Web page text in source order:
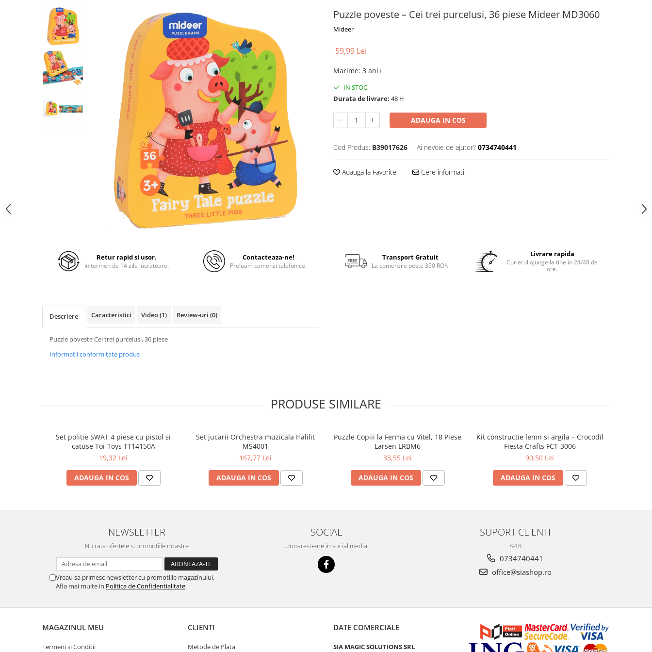
Puzzle poveste – Cei trei purcelusi, 36 piese Mideer MD3060
Mideer
59,99 Lei
Marime: 3 ani+
IN STOC
Durata de livrare: 48 H
ADAUGA IN COS
Cod Produs: B39017626 Ai nevoie de ajutor? 0734740441
Adauga la Favorite Cere informatii
Retur rapid si usor.
In termen de 14 zile lucratoare.
Contacteaza-ne!
Preluam comenzi telefonice.
Transport Gratuit
La comenzile peste 350 RON
Livrare rapida
Curierul ajunge la tine in 24/48 de
ore.
Descriere Caracteristici Video(1) Review-uri (0)
Puzzle poveste Cei trei purcelusi, 36 piese
Informatii conformitate produs
PRODUSE SIMILARE
Set politie SWAT 4 piese cu pistol si
catuse Toi-Toys TT14150A
19,32 Lei
ADAUGA IN COS
Set jucarii Orchestra muzicala Halilit
MS4001
167,77 Lei
ADAUGA IN COS
Puzzle Copiii la Ferma cu Vitel, 18 Piese
Larsen LRBM6
33,55 Lei
ADAUGA IN COS
Kit constructie lemn si argila – Crocodil
Fiesta Crafts FCT-3006
90,50 Lei
ADAUGA IN COS
NEWSLETTER
Nu rata ofertele si promotiile noastre
Vreau sa primesc newsletter cu promotiile magazinului.
Afla mai multe in Politica de Confidentialitate
SOCIAL
Urmareste-ne in social media
SUPORT CLIENTI
8-18
0734740441
office@siashop.ro
MAGAZINUL MEU
Termeni si Conditii
CLIENTI
Metode de Plata
DATE COMERCIALE
SIA MAGIC SOLUTIONS SRL